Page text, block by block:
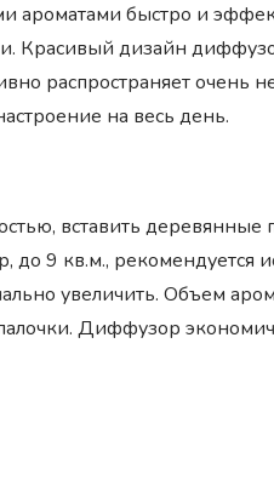
ароматами быстро и
Красивый дизайн
распространяет очень
на весь день.
вставить деревянные
до 9 кв.м., рекомендуется
увеличить. Объем
Диффузор